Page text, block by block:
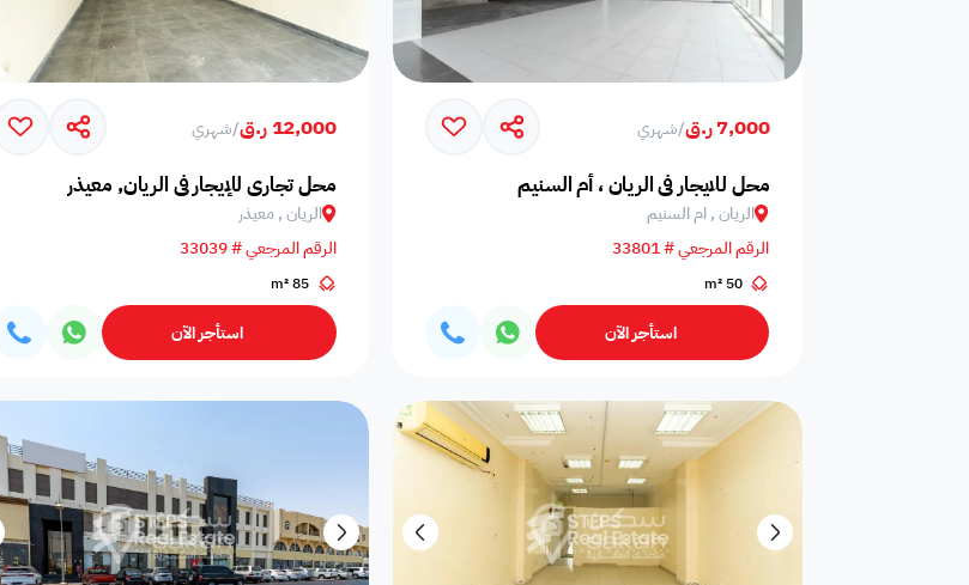
اختيارات سكن
مميز موثق فاخر
اختر عمر العقار
حالة التأثيث
التوفر
ميزات إضافية
فيديو
مخطط البناء 360 جولة افتراضية ضمن مشروع
7,000 ر.ق /شهري
محل للايجار في الريان ، أم السنيم
الريان , ام السنيم
الرقم المرجعي # 33801
50 m²
استأجر الآن
12,000 ر.ق /شهري
محل تجاري للإيجار في الريان, معيذر
الريان , معيذر
الرقم المرجعي # 33039
85 m²
استأجر الآن